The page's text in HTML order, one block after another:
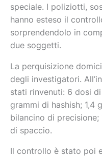
speciale. I poliziotti,
hanno esteso il
sorprendendolo in
due soggetti.
​​La perquisizione
degli investigatori.
stati rinvenuti: ​6 dosi
grammi di hashish; ​1,4
bilancino di
di spaccio.
​Il controllo è stato poi